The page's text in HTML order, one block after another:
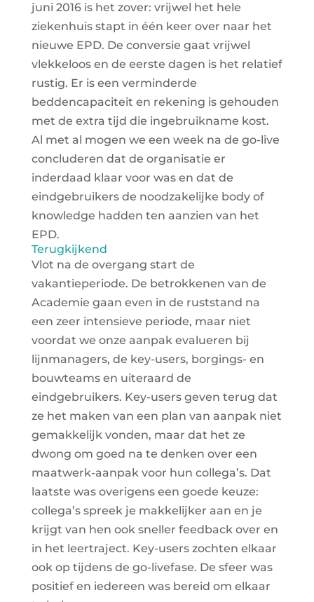
juni 2016 is het zover: vrijwel het hele
ziekenhuis stapt in één keer over naar het
nieuwe EPD. De conversie gaat vrijwel
vlekkeloos en de eerste dagen is het relatief
rustig. Er is een verminderde
beddencapaciteit en rekening is gehouden
met de extra tijd die ingebruikname kost.
Al met al mogen we een week na de go-live
concluderen dat de organisatie er
inderdaad klaar voor was en dat de
eindgebruikers de noodzakelijke body of
knowledge hadden ten aanzien van het
EPD.
Terugkijkend
Vlot na de overgang start de
vakantieperiode. De betrokkenen van de
Academie gaan even in de ruststand na
een zeer intensieve periode, maar niet
voordat we onze aanpak evalueren bij
lijnmanagers, de key-users, borgings- en
bouwteams en uiteraard de
eindgebruikers. Key-users geven terug dat
ze het maken van een plan van aanpak niet
gemakkelijk vonden, maar dat het ze
dwong om goed na te denken over een
maatwerk-aanpak voor hun collega’s. Dat
laatste was overigens een goede keuze:
collega’s spreek je makkelijker aan en je
krijgt van hen ook sneller feedback over en
in het leertraject. Key-users zochten elkaar
ook op tijdens de go-livefase. De sfeer was
positief en iedereen was bereid om elkaar